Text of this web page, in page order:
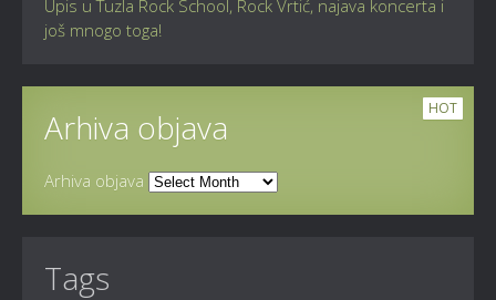
Upis u Tuzla Rock School, Rock Vrtić, najava koncerta i
još mnogo toga!
HOT
Arhiva objava
Arhiva objava
Tags